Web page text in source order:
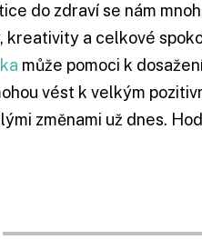
do zdraví se nám
kreativity a celkové
může pomoci k
vést k velkým
změnami už dnes.